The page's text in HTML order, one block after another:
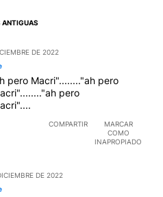
ANTIGUAS
DE 2022
pero Macri"........"ah pero
pero
COMPARTIR
MARCAR
COMO
INAPROPIADO
DE 2022